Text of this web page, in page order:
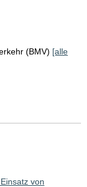
(BMV) [alle
von